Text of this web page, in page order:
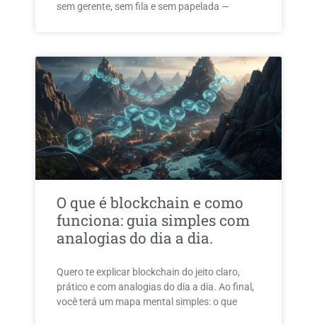
sem gerente, sem fila e sem papelada —
O que é blockchain e como
funciona: guia simples com
analogias do dia a dia.
Quero te explicar blockchain do jeito claro,
prático e com analogias do dia a dia. Ao final,
você terá um mapa mental simples: o que